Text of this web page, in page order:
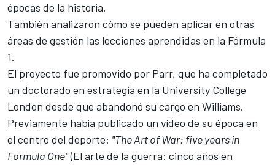
épocas de la historia.
También analizaron cómo se pueden aplicar en otras
áreas de gestión las lecciones aprendidas en la Fórmula
1.
El proyecto fue promovido por Parr, que ha completado
un doctorado en estrategia en la University College
London desde que abandonó su cargo en Williams.
Previamente había publicado un vídeo de su época en
el centro del deporte: "The Art of War: five years in
Formula One"(El arte de la guerra: cinco años en